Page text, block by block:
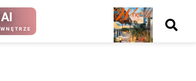
Nowy
numer